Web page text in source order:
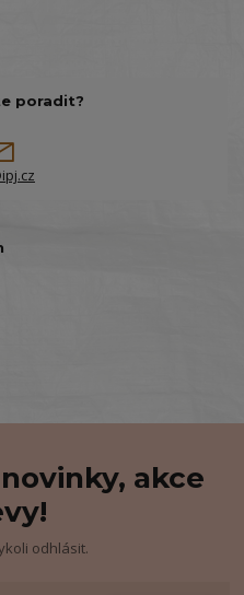
poradit?
akce
odhlásit.